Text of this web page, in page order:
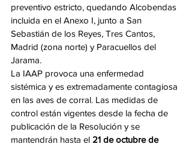
preventivo estricto, quedando Alcobendas
incluida en el Anexo I, junto a San
Sebastián de los Reyes, Tres Cantos,
Madrid (zona norte) y Paracuellos del
Jarama.
La IAAP provoca una enfermedad
sistémica y es extremadamente contagiosa
en las aves de corral. Las medidas de
control están vigentes desde la fecha de
publicación de la Resolución y se
mantendrán hasta el 21 de octubre de